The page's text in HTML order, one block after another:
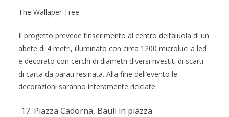
The Wallaper Tree
Il progetto prevede l’inserimento al centro dell’aiuola di un
abete di 4 metri, illuminato con circa 1200 microluci a led
e decorato con cerchi di diametri diversi rivestiti di scarti
di carta da parati resinata. Alla fine dell’evento le
decorazioni saranno interamente riciclate.
Piazza Cadorna, Bauli in piazza